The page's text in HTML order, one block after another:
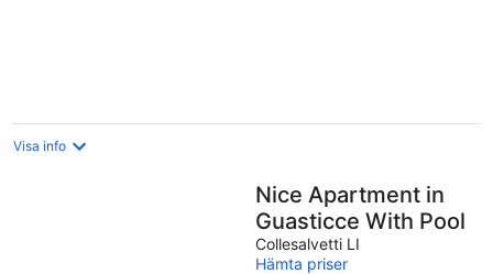
Visa info
Nice Apartment in
Guasticce With Pool
Collesalvetti LI
Hämta priser